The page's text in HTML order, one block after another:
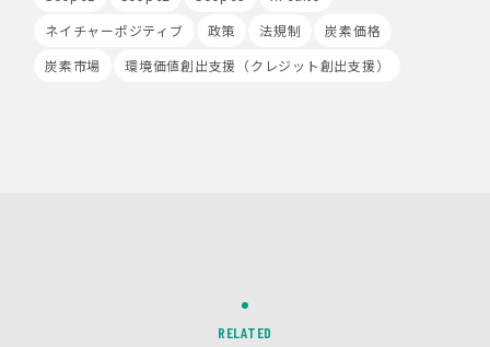
9.第三者配信事業者の広告配信について
Google、Meta（Facebook）、X（Twitter）を含む第
す。）により、インターネット上のさまざまなサイトに当
当社の保有個人データについて、利用目的の通知・開示・
ネイチャーポジティブ
政策 法規制
炭素価格
炭素市場
環境価値創出支援（クレジット創出支援）
RELATED